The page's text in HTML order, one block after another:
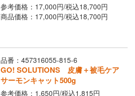
参考価格：17,000円/税込18,700円
商品価格：17,000円/税込18,700円
品番：457316055-815-6
GO! SOLUTIONS 皮膚＋被毛ケア
サーモンキャット500g
参考価格：1,650円/税込1,815円